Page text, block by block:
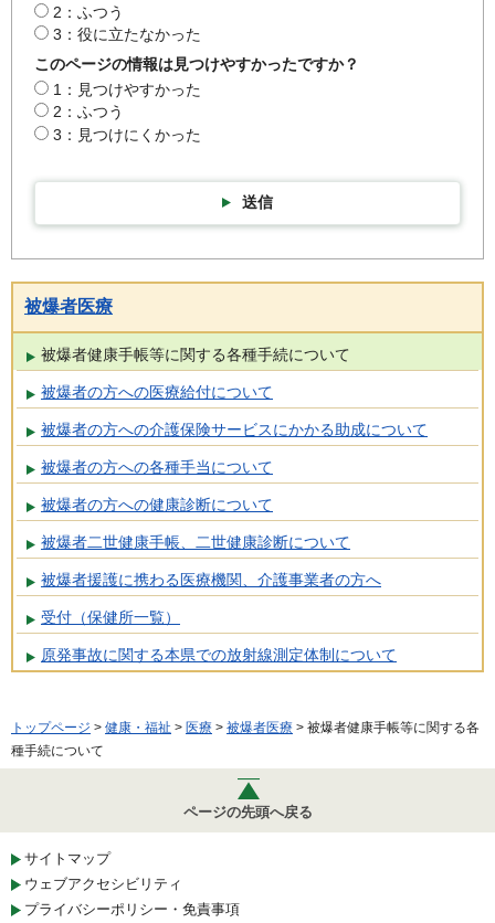
2：ふつう
3：役に立たなかった
このページの情報は見つけやすかったですか？
1：見つけやすかった
2：ふつう
3：見つけにくかった
送信
被爆者医療
被爆者健康手帳等に関する各種手続について
被爆者の方への医療給付について
被爆者の方への介護保険サービスにかかる助成について
被爆者の方への各種手当について
被爆者の方への健康診断について
被爆者二世健康手帳、二世健康診断について
被爆者援護に携わる医療機関、介護事業者の方へ
受付（保健所一覧）
原発事故に関する本県での放射線測定体制について
トップページ > 健康・福祉 > 医療 > 被爆者医療 > 被爆者健康手帳等に関する各
種手続について
ページの先頭へ戻る
サイトマップ
ウェブアクセシビリティ
プライバシーポリシー・免責事項